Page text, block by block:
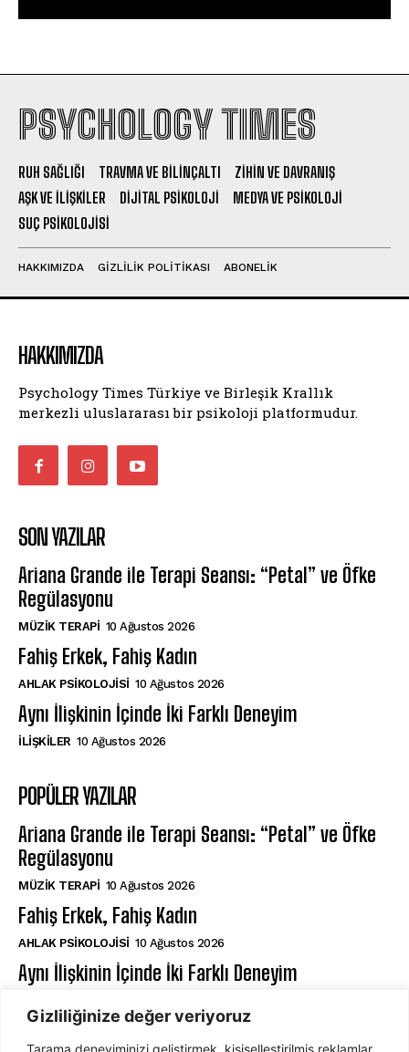
Gizliliğinize değer veriyoruz
Tarama deneyiminizi geliştirmek, kişiselleştirilmiş reklamlar
PSYCHOLOGY TIMES
RUH SAĞLIĞI TRAVMA VE BILINÇALTI
ZIHIN VE DAVRANIŞ
AŞK VE İLIŞKILER
DIJITAL PSIKOLOJI
MEDYA VE PSIKOLOJI
SUÇ PSIKOLOJISI
HAKKIMIZDA GIZLILIK POLITIKASI ABONELIK
HAKKIMIZDA
Psychology Times Türkiye ve Birleşik Krallık
merkezli uluslararası bir psikoloji platformudur.
SON YAZILAR
Ariana Grande ile Terapi Seansı: “Petal” ve Öfke
Regülasyonu
MÜZIK TERAPI 10 Ağustos 2026
Fahiş Erkek, Fahiş Kadın
AHLAK PSIKOLOJISI 10 Ağustos 2026
Aynı İlişkinin İçinde İki Farklı Deneyim
İLIŞKILER 10 Ağustos 2026
POPÜLER YAZILAR
Ariana Grande ile Terapi Seansı: “Petal” ve Öfke
Regülasyonu
MÜZIK TERAPI 10 Ağustos 2026
Fahiş Erkek, Fahiş Kadın
AHLAK PSIKOLOJISI 10 Ağustos 2026
Aynı İlişkinin İçinde İki Farklı Deneyim